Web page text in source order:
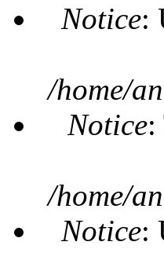
Notice:
/home/
Notice:
/home/
Notice: